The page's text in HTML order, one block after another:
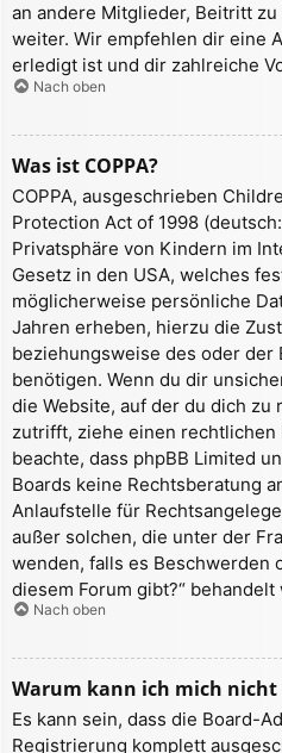
an andere Mitglieder, Beitritt
weiter. Wir empfehlen dir eine
erledigt ist und dir zahlreiche
Nach oben
Was ist COPPA?
COPPA, ausgeschrieben
Protection Act of 1998
Privatsphäre von Kindern im
Gesetz in den USA, welches
möglicherweise persönliche
Jahren erheben, hierzu die
beziehungsweise des oder
benötigen. Wenn du dir
die Website, auf der du dich
zutrifft, ziehe einen rechtlichen
beachte, dass phpBB Limited
Boards keine Rechtsberatung
Anlaufstelle für
außer solchen, die unter der
wenden, falls es Beschwerden
diesem Forum gibt?“ behandelt
Nach oben
Warum kann ich mich nicht
Es kann sein, dass die Board-
Registrierung komplett